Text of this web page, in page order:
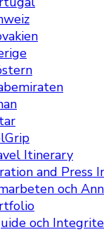
Itinerary
and Press
och
och